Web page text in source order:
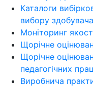
Каталоги
вибору
Моніторинг
Щорічне
Щорічне
педагогічних
Виробнича